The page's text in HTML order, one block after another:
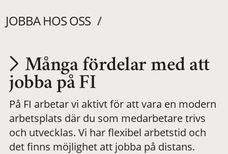
JOBBA HOS OSS
Utvecklas på en
meningsfull och
flexibel
Många fördelar med att
jobba på FI
På FI arbetar vi aktivt för att vara en modern
arbetsplats där du som medarbetare trivs
och utvecklas. Vi har flexibel arbetstid och
det finns möjlighet att jobba på distans.